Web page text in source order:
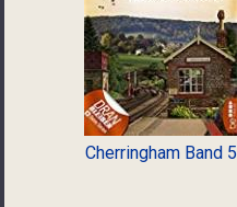
Cherringham Band 5